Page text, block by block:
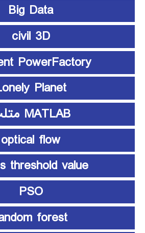
Big Data
civil 3D
PowerFactory
Planet
MATLAB متلب
optical flow
threshold value
PSO
forest